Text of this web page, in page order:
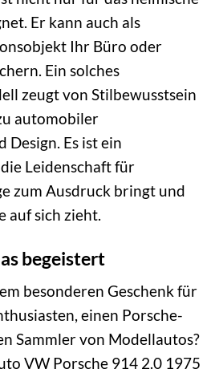
Er kann auch als
Ihr Büro oder
Ein solches
zeugt von Stilbewusstsein
automobiler
Design. Es ist ein
Leidenschaft für
zum Ausdruck bringt und
auf sich zieht.
begeistert
besonderen Geschenk für
einen Porsche-
Sammler von Modellautos?
VW Porsche 914 2.0 1975